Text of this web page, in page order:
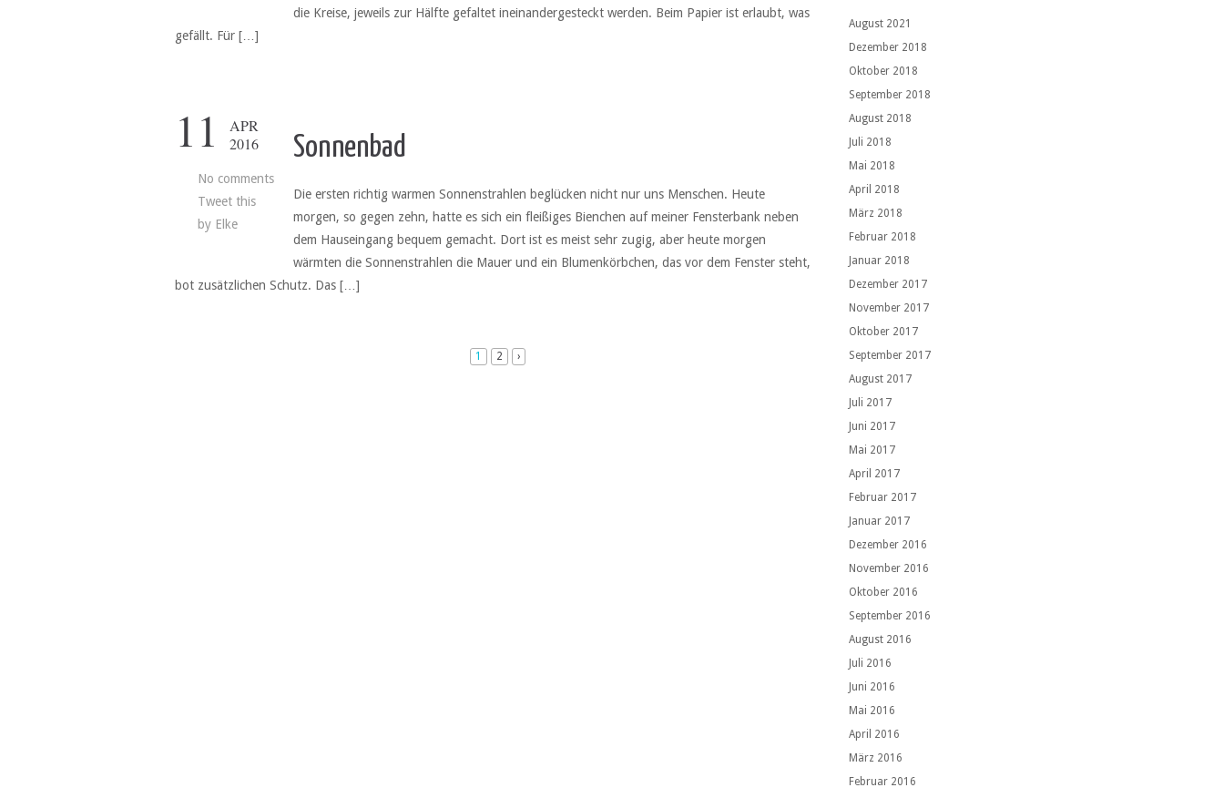
die Kreise, jeweils zur Hälfte gefaltet ineinandergesteckt werden. Beim Papier ist erlaubt, was
gefällt. Für […]
11
APR
2016
No comments
Tweet this
by Elke
Sonnenbad
Die ersten richtig warmen Sonnenstrahlen beglücken nicht nur uns Menschen. Heute
morgen, so gegen zehn, hatte es sich ein fleißiges Bienchen auf meiner Fensterbank neben
dem Hauseingang bequem gemacht. Dort ist es meist sehr zugig, aber heute morgen
wärmten die Sonnenstrahlen die Mauer und ein Blumenkörbchen, das vor dem Fenster steht,
bot zusätzlichen Schutz. Das […]
1 2 ›
August 2021
Dezember 2018
Oktober 2018
September 2018
August 2018
Juli 2018
Mai 2018
April 2018
März 2018
Februar 2018
Januar 2018
Dezember 2017
November 2017
Oktober 2017
September 2017
August 2017
Juli 2017
Juni 2017
Mai 2017
April 2017
Februar 2017
Januar 2017
Dezember 2016
November 2016
Oktober 2016
September 2016
August 2016
Juli 2016
Juni 2016
Mai 2016
April 2016
März 2016
Februar 2016